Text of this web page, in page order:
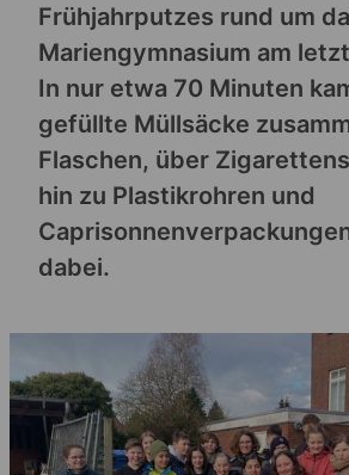
Frühjahrputzes rund um
Mariengymnasium am
In nur etwa 70 Minuten
gefüllte Müllsäcke
Flaschen, über
hin zu Plastikrohren und
dabei.